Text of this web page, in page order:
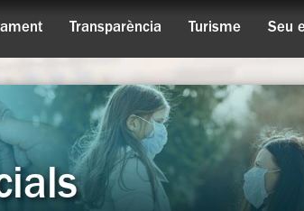
Transparència Turisme Seu